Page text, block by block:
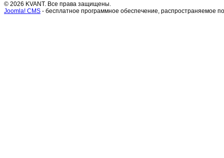
© 2026 KVANT. Все права защищены.
Joomla! CMS - бесплатное программное обеспечение, распространяемое